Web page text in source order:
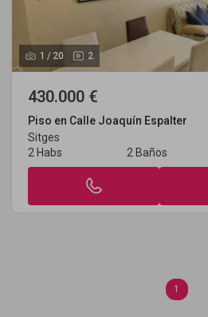
1 / 20 2
430.000 €
Piso en Calle Joaquín Espalter
Sitges
2 Habs
2 Baños
1